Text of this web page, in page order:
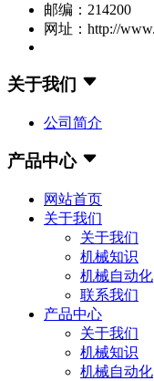
邮编：214200
网址：http://
关于我们
公司简介
产品中心
网站首页
关于我们
关于我们
机械知识
机械自动化
联系我们
产品中心
关于我们
机械知识
机械自动化